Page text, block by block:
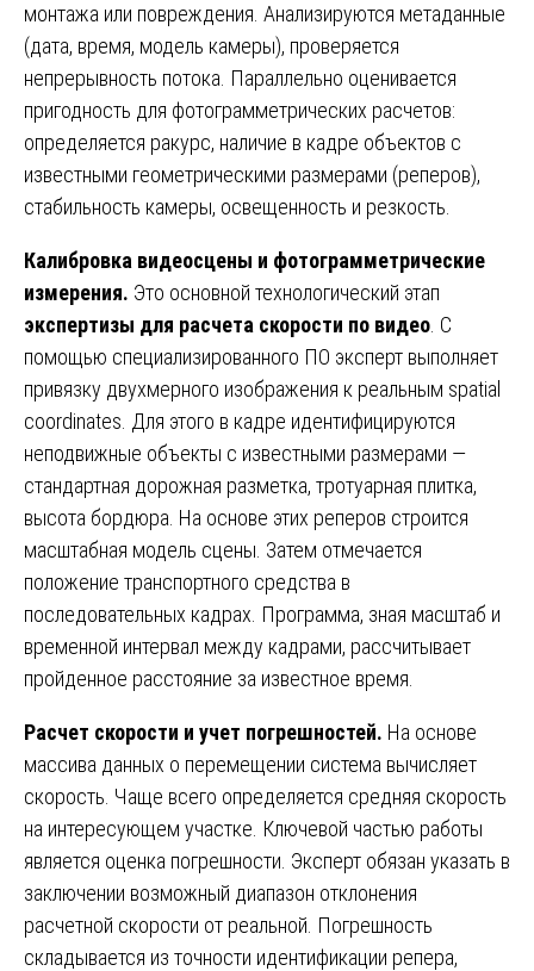
монтажа или повреждения. Анализируются метаданные
(дата, время, модель камеры), проверяется
непрерывность потока. Параллельно оценивается
пригодность для фотограмметрических расчетов:
определяется ракурс, наличие в кадре объектов с
известными геометрическими размерами (реперов),
стабильность камеры, освещенность и резкость.
Калибровка видеосцены и фотограмметрические
измерения. Это основной технологический этап
экспертизы для расчета скорости по видео . С
помощью специализированного ПО эксперт выполняет
привязку двухмерного изображения к реальным spatial
coordinates. Для этого в кадре идентифицируются
неподвижные объекты с известными размерами —
стандартная дорожная разметка, тротуарная плитка,
высота бордюра. На основе этих реперов строится
масштабная модель сцены. Затем отмечается
положение транспортного средства в
последовательных кадрах. Программа, зная масштаб и
временной интервал между кадрами, рассчитывает
пройденное расстояние за известное время.
Расчет скорости и учет погрешностей. На основе
массива данных о перемещении система вычисляет
скорость. Чаще всего определяется средняя скорость
на интересующем участке. Ключевой частью работы
является оценка погрешности. Эксперт обязан указать в
заключении возможный диапазон отклонения
расчетной скорости от реальной. Погрешность
складывается из точности идентификации репера,